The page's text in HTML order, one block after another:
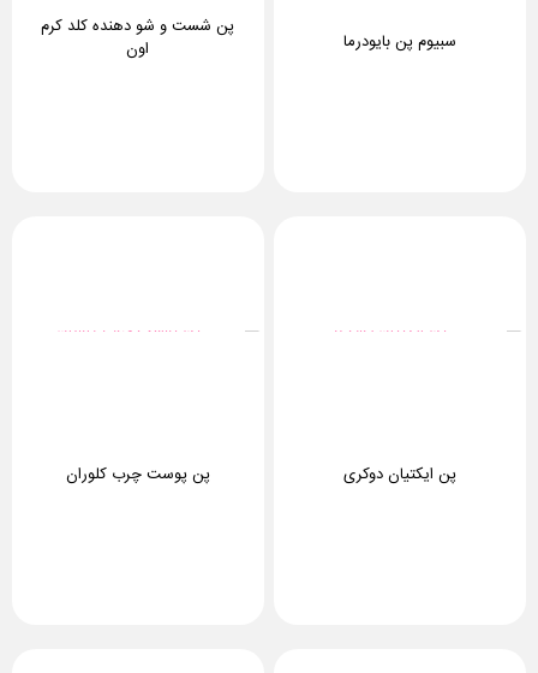
سبیوم پن بایودرما
پن شست و شو دهنده کلد کرم
اون
پن ایکتیان دوکری پن پوست چرب کلوران